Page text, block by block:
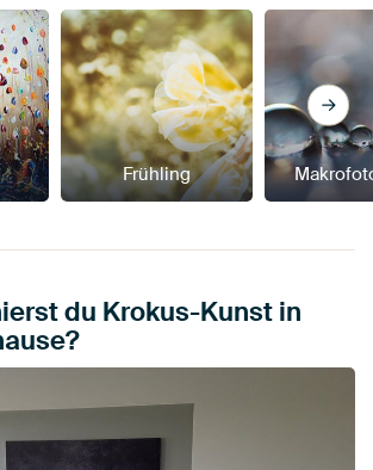
Frühling
du Krokus-Kunst in